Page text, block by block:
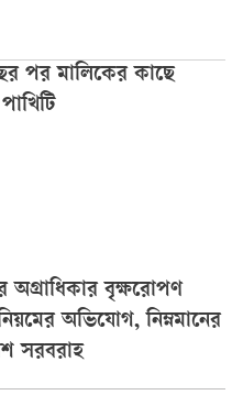
পর মালিকের কাছে
অগ্রাধিকার বৃক্ষরোপণ
অভিযোগ, নিম্নমানের
সরবরাহ